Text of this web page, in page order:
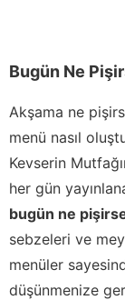
Bugün Ne
Akşama ne
menü nasıl
Kevserin
her gün
bugün ne
sebzeleri ve
menüler
düşünmenize